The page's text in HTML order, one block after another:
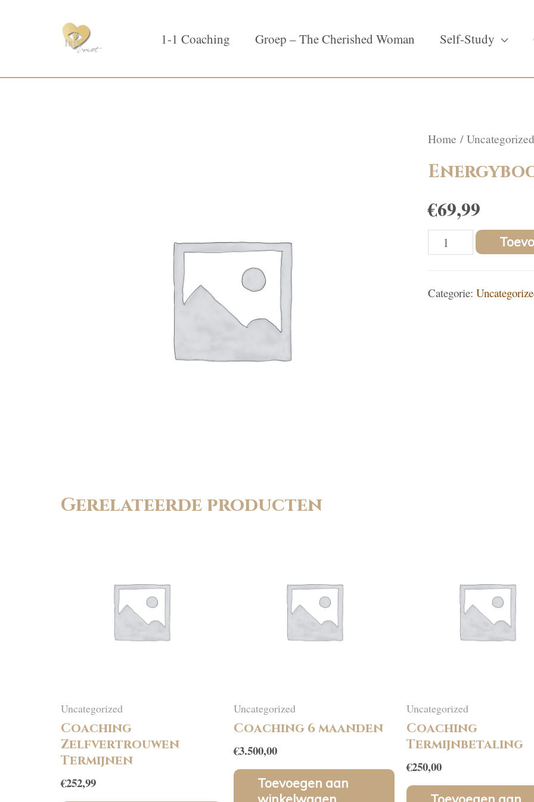
1-1 Coaching Groep – The Cherished Woman Self-Study
Home / Uncategorized
€69,99
Energyboost
Categorie:
Gerelateerde producten
Uncategorized
Coaching
Zelfvertrouwen
Termijnen
€252,99
Uncategorized
Coaching 6 maanden
€3.500,00
Toevoegen aan
Uncategorized
Coaching
Termijnbetaling
€250,00